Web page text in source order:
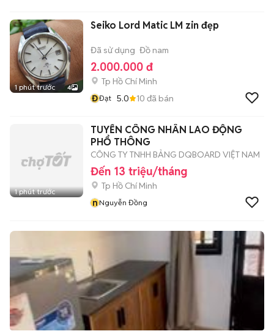
1 phút trước 4
Seiko Lord Matic LM zin đẹp
Đã sử dụng Đồ nam
2.000.000 đ
Tp Hồ Chí Minh
ĐĐạt 5.0 10 đã bán
1 phút trước
TUYỂN CÔNG NHÂN LAO ĐỘNG
PHỔ THÔNG
CÔNG TY TNHH BẢNG DQBOARD VIỆT NAM
Đến 13 triệu/tháng
Tp Hồ Chí Minh
nNguyễn Đồng